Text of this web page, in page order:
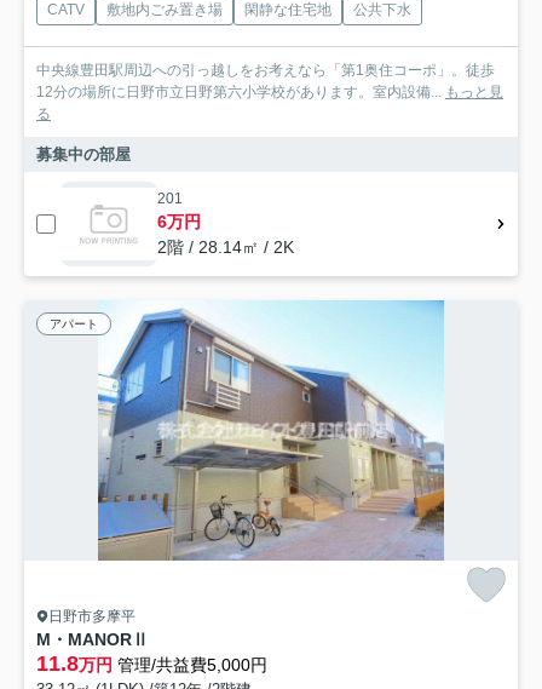
CATV 敷地内ごみ置き場 閑静な住宅地 公共下水
中央線豊田駅周辺への引っ越しをお考えなら「第1奥住コーポ」。徒歩
12分の場所に日野市立日野第六小学校があります。室内設備... もっと見
る
募集中の部屋
201
6万円
2階 / 28.14㎡ / 2K
アパート
日野市多摩平
M・MANORⅡ
11.8万円 管理/共益費5,000円